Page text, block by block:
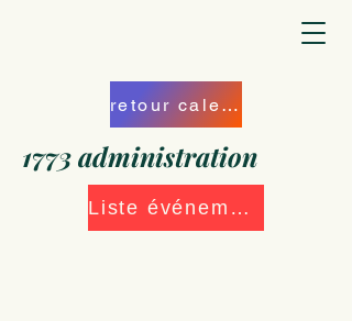
retour calendrier
1773 administration
Liste événements